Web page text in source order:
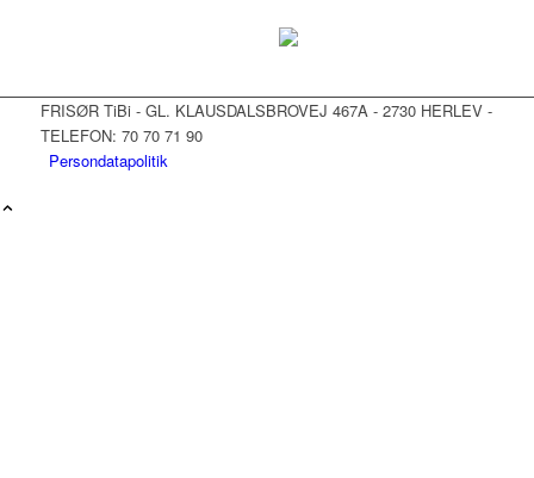
FRISØR TiBi - GL. KLAUSDALSBROVEJ 467A - 2730 HERLEV -
TELEFON: 70 70 71 90
Persondatapolitik